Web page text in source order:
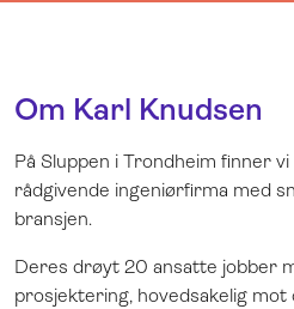
Om Karl Knudsen
På Sluppen i Trondheim finner
rådgivende ingeniørfirma med
bransjen.
Deres drøyt 20 ansatte jobber
prosjektering, hovedsakelig